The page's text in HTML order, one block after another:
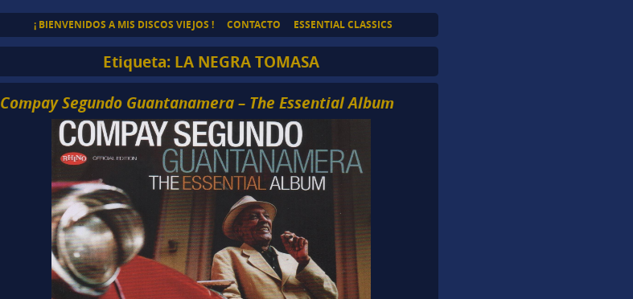
¡ BIENVENIDOS A MIS DISCOS VIEJOS ! CONTACTO ESSENTIAL CLASSICS
Etiqueta: LA NEGRA TOMASA
Compay Segundo Guantanamera – The Essential Album